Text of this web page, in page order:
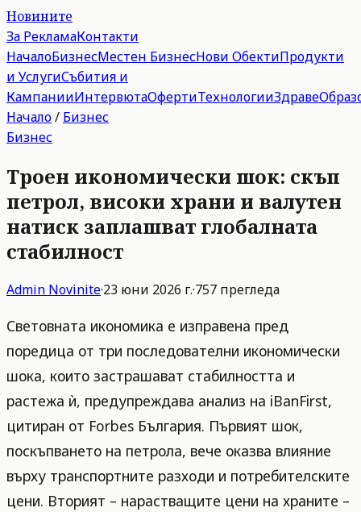
Новините
За РекламаКонтакти
НачалоБизнесМестен БизнесНови ОбектиПродукти
и УслугиСъбития и
КампанииИнтервютаОфертиТехнологииЗдраве
Начало/ Бизнес
Бизнес
Троен икономически шок: скъп
петрол, високи храни и валутен
натиск заплашват глобалната
стабилност
Admin Novinite·23 юни 2026 г.·757 прегледа
Световната икономика е изправена пред
поредица от три последователни икономически
шока, които застрашават стабилността и
растежа ѝ, предупреждава анализ на iBanFirst,
цитиран от Forbes България. Първият шок,
поскъпването на петрола, вече оказва влияние
върху транспортните разходи и потребителските
цени. Вторият – нарастващите цени на храните –